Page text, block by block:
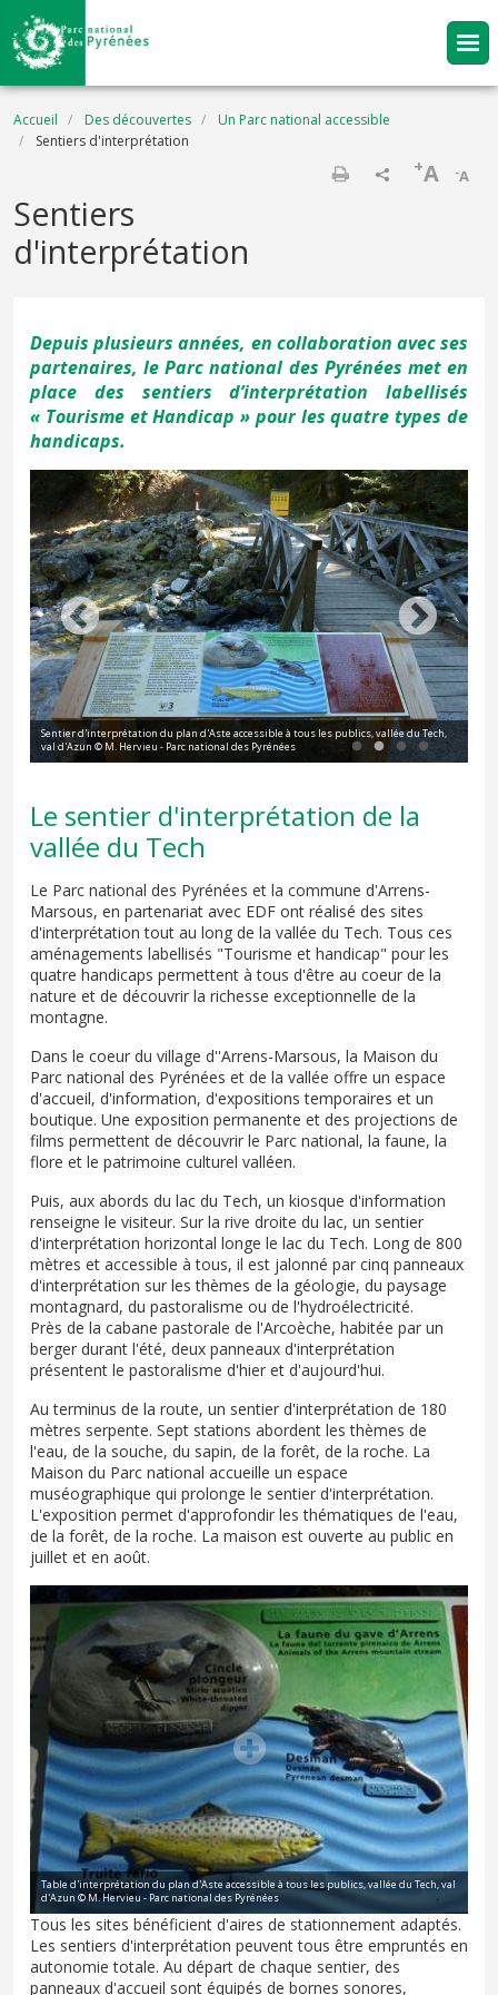
Aller au contenu principal
Fil d'Ariane
Accueil Des découvertes
Un Parc national accessible
Sentiers d'interprétation
-A
+A
Sentiers
d'interprétation
Depuis plusieurs années, en collaboration avec ses
partenaires, le Parc national des Pyrénées met en
place des sentiers d’interprétation labellisés
« Tourisme et Handicap » pour les quatre types de
handicaps.
Sentier d'interprétation du plan d'Aste accessible à tous les publics, vallée du Tech,
val d'Azun © M. Hervieu - Parc national des Pyrénées
Le sentier d'interprétation de la
vallée du Tech
Le Parc national des Pyrénées et la commune d'Arrens-
Marsous, en partenariat avec EDF ont réalisé des sites
d'interprétation tout au long de la vallée du Tech. Tous ces
aménagements labellisés "Tourisme et handicap" pour les
quatre handicaps permettent à tous d'être au coeur de la
nature et de découvrir la richesse exceptionnelle de la
montagne.
Dans le coeur du village d''Arrens-Marsous, la Maison du
Parc national des Pyrénées et de la vallée offre un espace
d'accueil, d'information, d'expositions temporaires et un
boutique. Une exposition permanente et des projections de
films permettent de découvrir le Parc national, la faune, la
flore et le patrimoine culturel valléen.
Puis, aux abords du lac du Tech, un kiosque d'information
renseigne le visiteur. Sur la rive droite du lac, un sentier
d'interprétation horizontal longe le lac du Tech. Long de 800
mètres et accessible à tous, il est jalonné par cinq panneaux
d'interprétation sur les thèmes de la géologie, du paysage
montagnard, du pastoralisme ou de l'hydroélectricité.
Près de la cabane pastorale de l'Arcoèche, habitée par un
berger durant l'été, deux panneaux d'interprétation
présentent le pastoralisme d'hier et d'aujourd'hui.
Au terminus de la route, un sentier d'interprétation de 180
mètres serpente. Sept stations abordent les thèmes de
l'eau, de la souche, du sapin, de la forêt, de la roche. La
Maison du Parc national accueille un espace
muséographique qui prolonge le sentier d'interprétation.
L'exposition permet d'approfondir les thématiques de l'eau,
de la forêt, de la roche. La maison est ouverte au public en
juillet et en août.
Table d'interprétation du plan d'Aste accessible à tous les publics, vallée du Tech, val
d'Azun © M. Hervieu - Parc national des Pyrénées
Tous les sites bénéficient d'aires de stationnement adaptés.
Les sentiers d'interprétation peuvent tous être empruntés en
autonomie totale. Au départ de chaque sentier, des
panneaux d'accueil sont équipés de bornes sonores,